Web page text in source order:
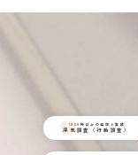
1000件以上の経験と実績
浮気調査（行動調査）